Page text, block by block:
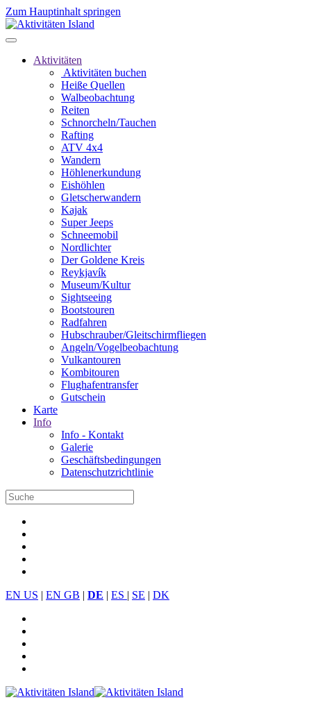
Zum Hauptinhalt springen
Aktivitäten
Aktivitäten buchen
Heiße Quellen
Walbeobachtung
Reiten
Schnorcheln/Tauchen
Rafting
ATV 4x4
Wandern
Höhlenerkundung
Eishöhlen
Gletscherwandern
Kajak
Super Jeeps
Schneemobil
Nordlichter
Der Goldene Kreis
Reykjavík
Museum/Kultur
Sightseeing
Bootstouren
Radfahren
Hubschrauber/Gleitschirmfliegen
Angeln/Vogelbeobachtung
Vulkantouren
Kombitouren
Flughafentransfer
Gutschein
Karte
Info
Info - Kontakt
Galerie
Geschäftsbedingungen
Datenschutzrichtlinie
EN US | EN GB | DE | ES | SE | DK